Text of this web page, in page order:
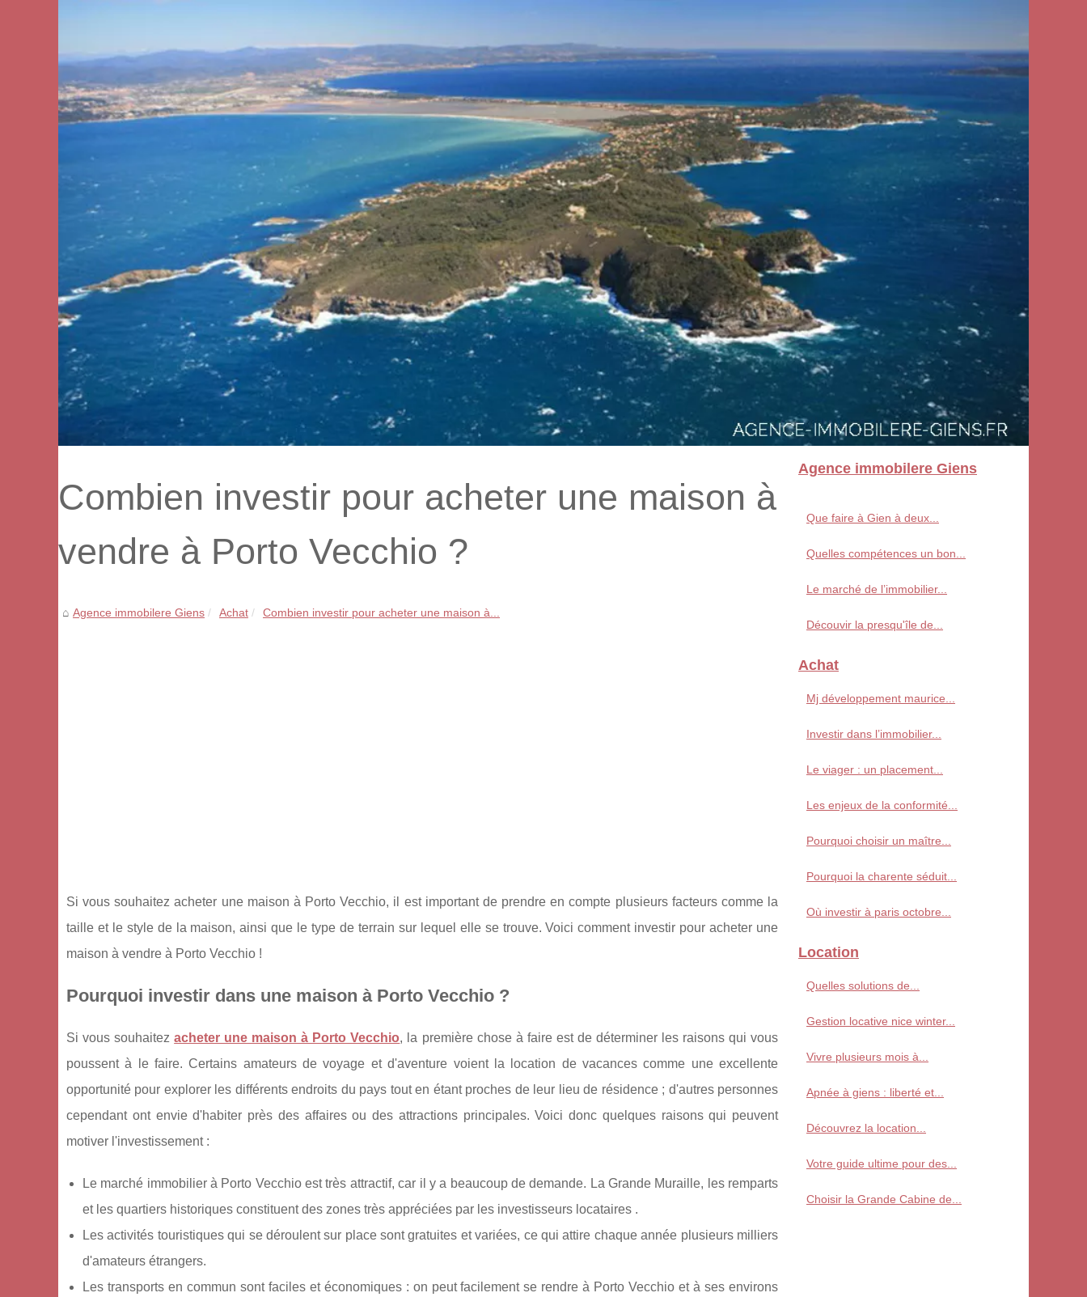
Combien investir pour acheter une maison à
vendre à Porto Vecchio ?
Agence immobilere Giens Achat Combien investir pour acheter une maison à...
Si vous souhaitez acheter une maison à Porto Vecchio, il est important de prendre en compte plusieurs facteurs comme la
taille et le style de la maison, ainsi que le type de terrain sur lequel elle se trouve. Voici comment investir pour acheter une
maison à vendre à Porto Vecchio !
Pourquoi investir dans une maison à Porto Vecchio ?
Si vous souhaitezacheter une maison à Porto Vecchio, la première chose à faire est de déterminer les raisons qui vous
poussent à le faire. Certains amateurs de voyage et d'aventure voient la location de vacances comme une excellente
opportunité pour explorer les différents endroits du pays tout en étant proches de leur lieu de résidence ; d'autres personnes
cependant ont envie d'habiter près des affaires ou des attractions principales. Voici donc quelques raisons qui peuvent
motiver l'investissement :
Le marché immobilier à Porto Vecchio est très attractif, car il y a beaucoup de demande. La Grande Muraille, les remparts
et les quartiers historiques constituent des zones très appréciées par les investisseurs locataires .
Les activités touristiques qui se déroulent sur place sont gratuites et variées, ce qui attire chaque année plusieurs milliers
d'amateurs étrangers.
Les transports en commun sont faciles et économiques : on peut facilement se rendre à Porto Vecchio et à ses environs
Agence immobilere Giens
Que faire à Gien à deux...
Quelles compétences un bon...
Le marché de l’immobilier...
Découvir la presqu'île de...
Achat
Mj développement maurice...
Investir dans l’immobilier...
Le viager : un placement...
Les enjeux de la conformité...
Pourquoi choisir un maître...
Pourquoi la charente séduit...
Où investir à paris octobre...
Location
Quelles solutions de...
Gestion locative nice winter...
Vivre plusieurs mois à...
Apnée à giens : liberté et...
Découvrez la location...
Votre guide ultime pour des...
Choisir la Grande Cabine de...